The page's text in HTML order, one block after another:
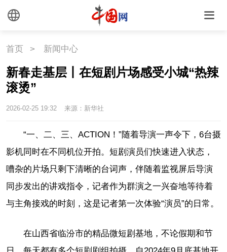
首页 > 新闻中心
新春走基层丨在短剧片场感受小城“热辣
滚烫”
2026-02-25 19:32 来源：新华社
“一、二、三、ACTION！”随着导演一声令下，6台摄
影机同时在不同机位开拍。短剧演员们快速进入状态，
嘈杂的片场只剩下清晰的台词声，伴随着监视屏后导演
同步发出的讲戏指令，记者作为群演之一兴奋地等待着
与主角接戏的时刻，这是记者第一次体验“演员”的日常。
在山西省临汾市的精品微短剧基地，不论假期和节